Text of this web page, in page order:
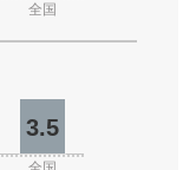
全国
3.5